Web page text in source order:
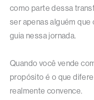
como parte dessa
ser apenas alguém
guia nessa jornada.
Quando você vende
propósito é o que
realmente convence.